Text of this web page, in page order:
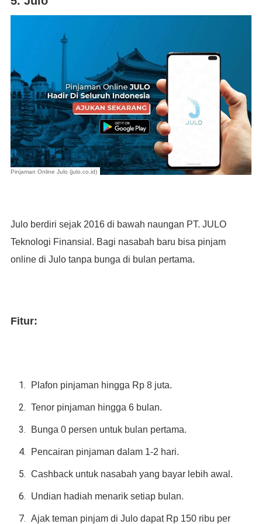
Pinjaman Online Julo (julo.co.id)
Julo berdiri sejak 2016 di bawah naungan PT. JULO
Teknologi Finansial. Bagi nasabah baru bisa pinjam
online di Julo tanpa bunga di bulan pertama.
Fitur:
Plafon pinjaman hingga Rp 8 juta.
Tenor pinjaman hingga 6 bulan.
Bunga 0 persen untuk bulan pertama.
Pencairan pinjaman dalam 1-2 hari.
Cashback untuk nasabah yang bayar lebih awal.
Undian hadiah menarik setiap bulan.
Ajak teman pinjam di Julo dapat Rp 150 ribu per